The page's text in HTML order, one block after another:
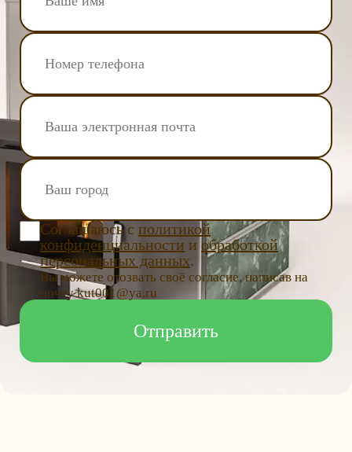
Соглашаюсь с политикой
конфиденциальности и обработкой
персональных данных.
Вы можете отозвать своё согласие, написав на
почту kut001@ya.ru